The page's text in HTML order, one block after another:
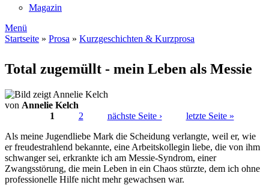
Magazin
Menü
Startseite » Prosa » Kurzgeschichten & Kurzprosa
Total zugemüllt - mein Leben als Messie
von Annelie Kelch
Seiten
1 2 nächste Seite ›
letzte Seite »
Als meine Jugendliebe Mark die Scheidung verlangte, weil er, wie
er freudestrahlend bekannte, eine Arbeitskollegin liebe, die von ihm
schwanger sei, erkrankte ich am Messie-Syndrom, einer
Zwangsstörung, die mein Leben in ein Chaos stürzte, dem ich ohne
professionelle Hilfe nicht mehr gewachsen war.